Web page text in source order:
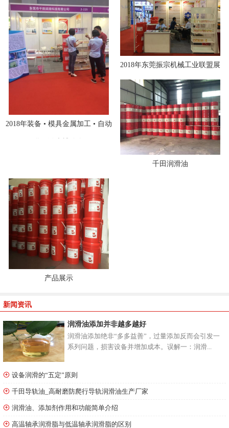
2018年装备 • 模具金属加工 • 自动
2018年东莞振宗机械工业联盟展
千田润滑油
产品展示
新闻资讯
润滑油添加并非越多越好
润滑油添加绝非“多多益善”，过量添加反而会引发一
系列问题，损害设备并增加成本。误解一：润滑...
设备润滑的“五定”原则
千田导轨油_高耐磨防爬行导轨润滑油生产厂家
润滑油、添加剂作用和功能简单介绍
高温轴承润滑脂与低温轴承润滑脂的区别